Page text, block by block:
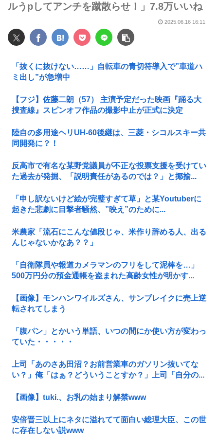
ルうpしてアンチを蹴散らせ！」7.8万いいね
2025.06.16 16:11
「抜くに抜けない……」自転車の青切符導入で”車道ハ
ミ出し”が急増中
【フジ】佐藤二朗（57） 主演予定だった映画『踊る大
捜査線』スピンオフ作品の撮影中止が正式に決定
陸自の多用途ヘリUH-60後継は、三菱・シコルスキー共
同開発に？！
反高市で有名な某野党議員が不正な投票支援を受けてい
た過去が発掘、「説明責任があるのでは？」と揶揄...
「申し訳ないけど絵が完璧すぎて草」と某Youtuberに
起きた悲劇に目撃者騒然、”映え”のために...
米農家「流石にこんな値段じゃ、米作り辞める人、出る
んじゃないかなあ？？」
「自衛隊員や報道カメラマンのフリをして泥棒を…」
500万円分の預金通帳を盗まれた高齢女性が明かす...
【画像】モンハンワイルズさん、サンブレイクに売上逆
転されてしまう
「腹パン」とかいう単語、いつの間にか使い方が変わっ
ていた・・・・・
上司「あのさあ田沼？お前営業車のガソリン抜いてな
い？」俺「はぁ？どういうことすか？」上司「自分の...
【画像】tuki.、お乳の始まり解禁www
安倍晋三以上にネタに溢れてて面白い総理大臣、この世
に存在しない説www